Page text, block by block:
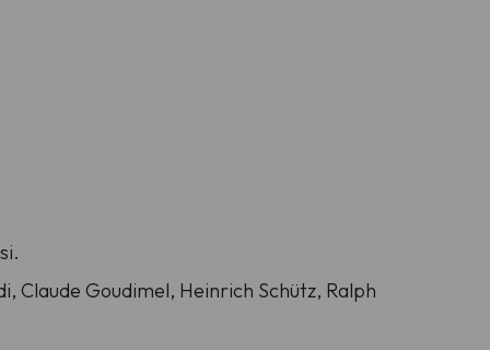
Claude Goudimel, Heinrich Schütz, Ralph